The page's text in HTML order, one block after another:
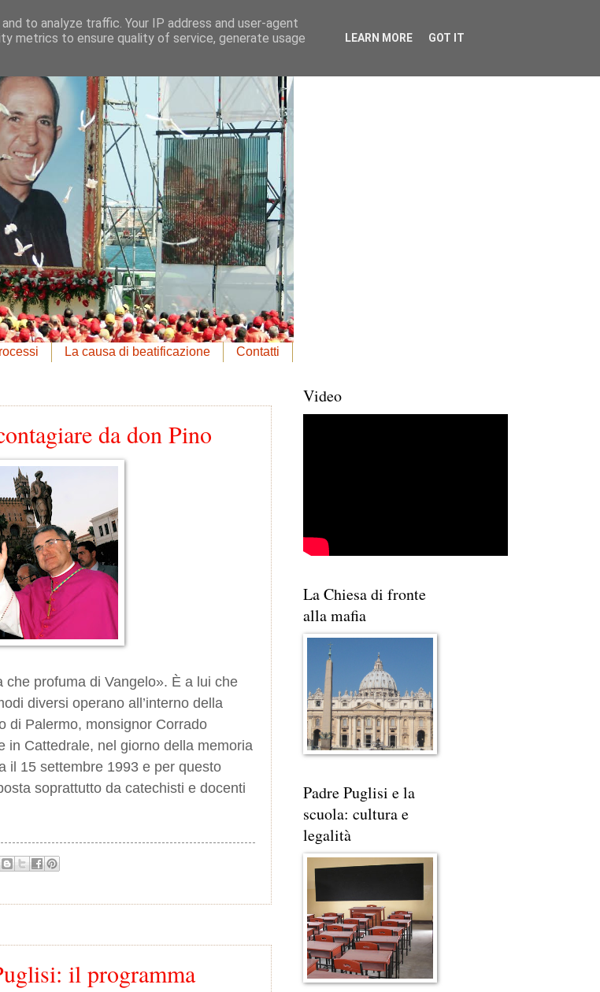
La causa di beatificazione Contatti
da don Pino
profuma di Vangelo». È a lui che
diversi operano all’interno della
di Palermo, monsignor Corrado
in Cattedrale, nel giorno della memoria
il 15 settembre 1993 e per questo
soprattutto da catechisti e docenti
il programma
Video
La Chiesa di fronte
alla mafia
Padre Puglisi e la
scuola: cultura e
legalità
to analyze traffic. Your IP address and user-agent
metrics to ensure quality of service, generate usage
LEARN MORE GOT IT